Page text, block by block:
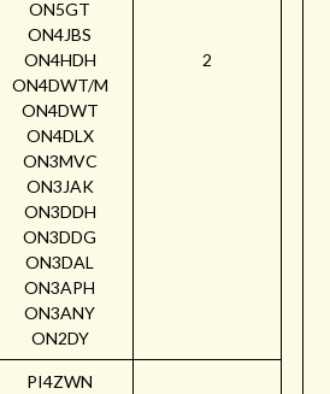
ON5GT
ON4JBS
ON4HDH
ON4DWT/M
ON4DWT
ON4DLX
ON3MVC
ON3JAK
ON3DDH
ON3DDG
ON3DAL
ON3APH
ON3ANY
ON2DY
2
PI4ZWN